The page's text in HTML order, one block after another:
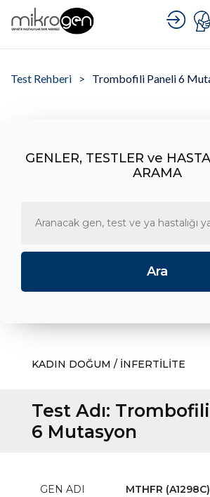
Test Rehberi Trombofili Paneli 6
GENLER, TESTLER ve
ARAMA
KADIN DOĞUM / İNFERTİLİTE
Test Adı:
6 Mutasyon
GEN ADI
MTHFR